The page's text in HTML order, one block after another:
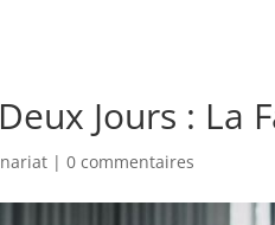
Jours : La
|0 commentaires